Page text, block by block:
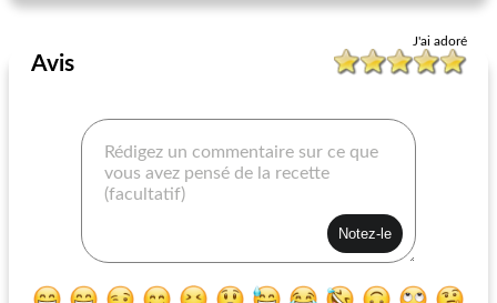
J'ai adoré
Avis